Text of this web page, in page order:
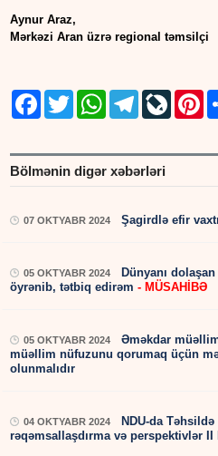
Aynur Araz,
Mərkəzi Aran üzrə regional təmsilçi
FacebookTwitter WhatsAppTelegram
Bölmənin digər xəbərləri
07 OKTYABR 2024 Şagirdlə efir
05 OKTYABR 2024
Dünyanı
öyrənib, tətbiq edirəm- MÜSAHİBƏ
05 OKTYABR 2024
Əməkdar
müəllim nüfuzunu qorumaq üçün
olunmalıdır
04 OKTYABR 2024
NDU-da
rəqəmsallaşdırma və perspektivlər